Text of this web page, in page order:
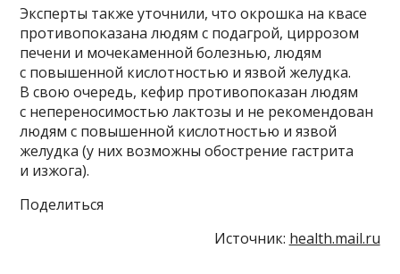
Эксперты также уточнили, что окрошка на квасе
противопоказана людям с подагрой, циррозом
печени и мочекаменной болезнью, людям
с повышенной кислотностью и язвой желудка.
В свою очередь, кефир противопоказан людям
с непереносимостью лактозы и не рекомендован
людям с повышенной кислотностью и язвой
желудка (у них возможны обострение гастрита
и изжога).
Поделиться
Источник: health.mail.ru